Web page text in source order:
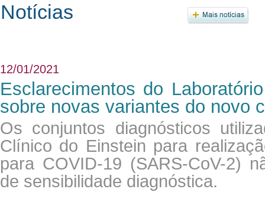
12/01/2021
Esclarecimentos do
sobre novas variantes do novo
Os conjuntos diagnósticos
Clínico do Einstein para
para COVID-19 (SARS-CoV-2)
de sensibilidade diagnóstica.